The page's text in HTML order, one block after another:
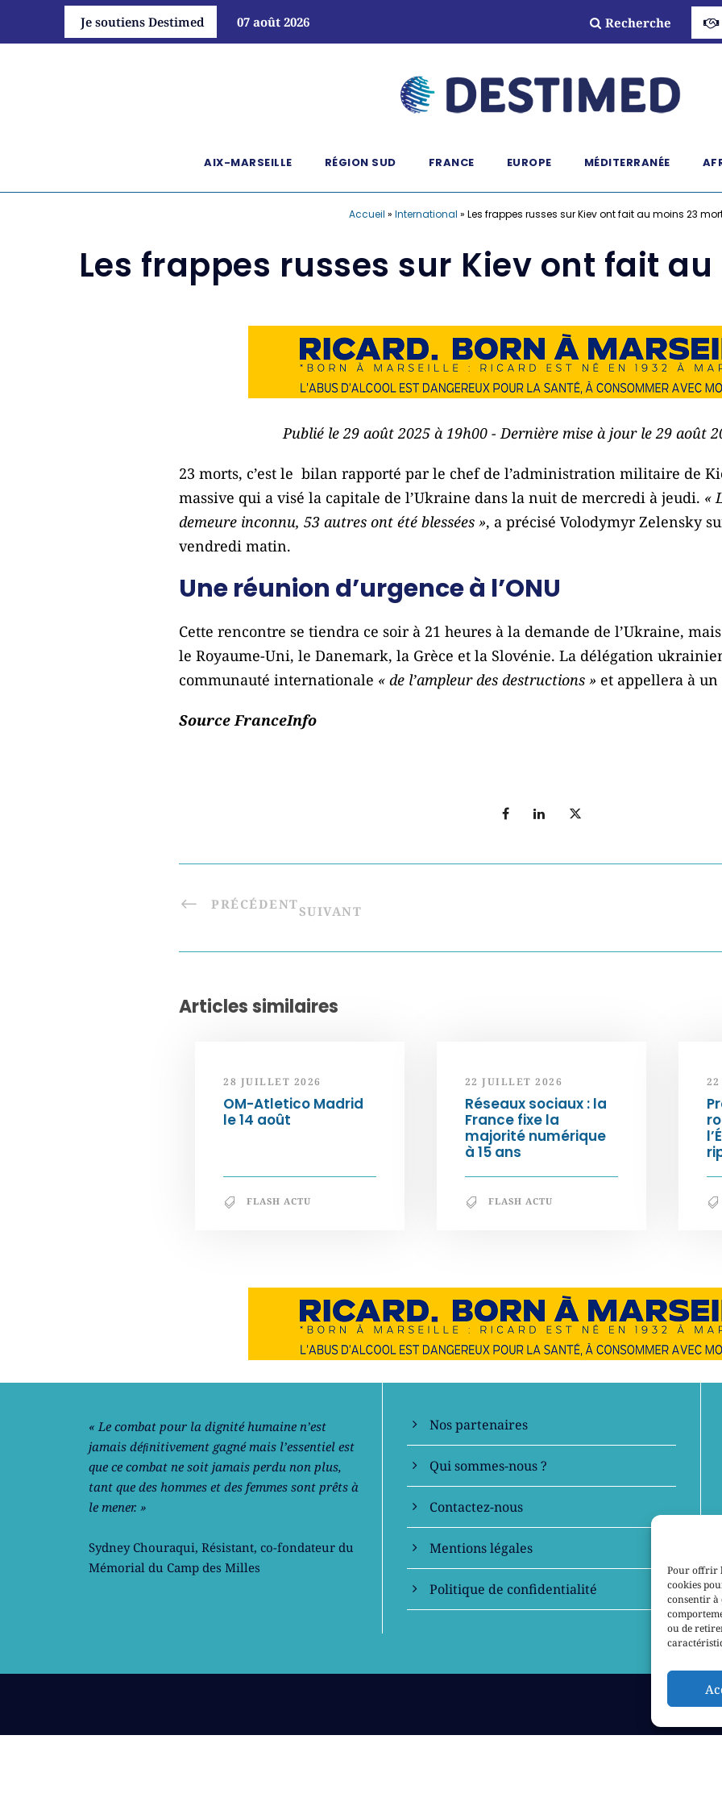
Pour offrir
cookies
consentir à
ou de
Je soutiens Destimed 07 août 2026 Recherche
AIX-MARSEILLE RÉGION SUD FRANCE EUROPE MÉDITERRANÉE
Accueil » International » Les frappes russes sur Kiev ont fait au moins 23
Les frappes russes sur Kiev ont fait
Publié le 29 août 2025 à 19h00 - Dernière mise à jour le 29 août
23 morts, c’est le bilan rapporté par le chef de l’administration militaire de
massive qui a visé la capitale de l’Ukraine dans la nuit de mercredi à jeudi. «
demeure inconnu, 53 autres ont été blessées », a précisé Volodymyr Zelensky
vendredi matin.
Une réunion d’urgence à l’ONU
Cette rencontre se tiendra ce soir à 21 heures à la demande de l’Ukraine,
le Royaume-Uni, le Danemark, la Grèce et la Slovénie. La délégation
communauté internationale « de l’ampleur des destructions » et appellera à
Source FranceInfo
PRÉCÉDENTSUIVANT
Articles similaires
28 JUILLET 2026
OM-Atletico Madrid
le 14 août
FLASH ACTU
22 JUILLET 2026
Réseaux sociaux : la
France fixe la
majorité numérique
à 15 ans
FLASH ACTU
Notre philosophie
« Le combat pour la dignité humaine n’est
jamais déﬁnitivement gagné mais l’essentiel est
que ce combat ne soit jamais perdu non plus,
tant que des hommes et des femmes sont prêts à
le mener. »
Sydney Chouraqui, Résistant, co-fondateur du
Mémorial du Camp des Milles
En savoir +
Nos partenaires
Qui sommes-nous ?
Contactez-nous
Mentions légales
Politique de confidentialité